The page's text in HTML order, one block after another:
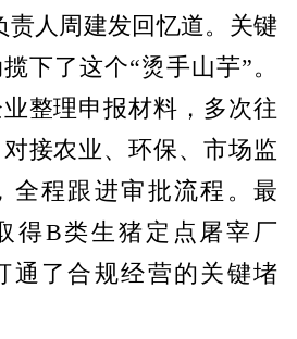
责人周建发回忆道。关键
下了这个“烫手山芋”。
整理申报材料，多次往
接农业、环保、市场监
全程跟进审批流程。最
得B类生猪定点屠宰厂
通了合规经营的关键堵